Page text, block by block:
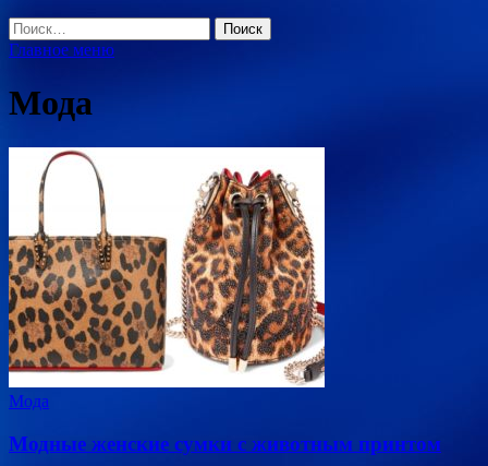
Найти:
Главное меню
Мода
Мода
Модные женские сумки с животным принтом